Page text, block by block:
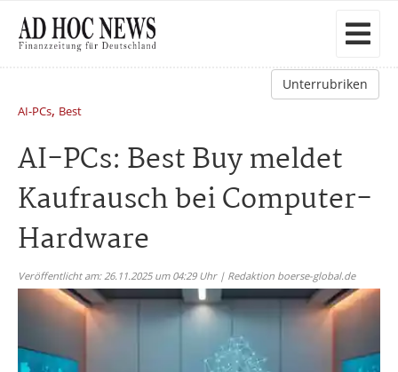
Unterrubriken
AI-PCs, Best
AI-PCs: Best Buy meldet
Kaufrausch bei Computer-
Hardware
Veröffentlicht am: 26.11.2025 um 04:29 Uhr | Redaktion boerse-global.de